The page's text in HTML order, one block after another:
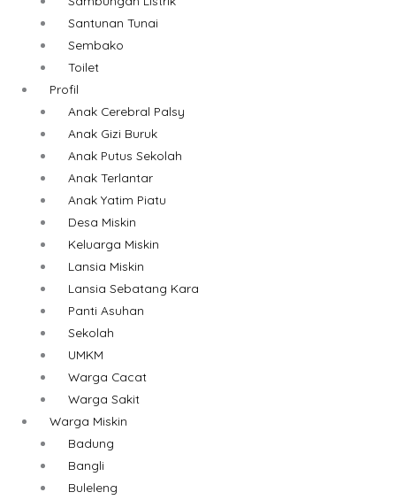
Santunan Tunai
Sembako
Toilet
Profil
Anak Cerebral Palsy
Anak Gizi Buruk
Anak Putus Sekolah
Anak Terlantar
Anak Yatim Piatu
Desa Miskin
Keluarga Miskin
Lansia Miskin
Lansia Sebatang Kara
Panti Asuhan
Sekolah
UMKM
Warga Cacat
Warga Sakit
Warga Miskin
Badung
Bangli
Buleleng